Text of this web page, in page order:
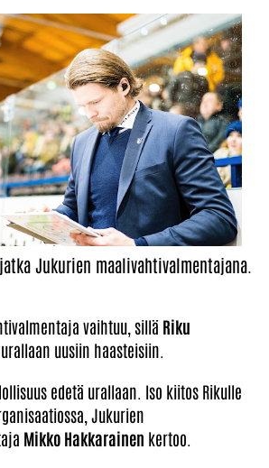
Jukurien maalivahtivalmentajana.
vaihtuu, sillä Riku
uusiin haasteisiin.
edetä urallaan. Iso kiitos Rikulle
Jukurien
Mikko Hakkarainen kertoo.